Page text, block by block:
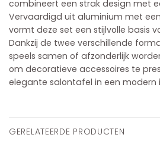
combineert een strak design met
Vervaardigd uit aluminium met
vormt deze set een stijlvolle basis
Dankzij de twee verschillende
speels samen of afzonderlijk
om decoratieve accessoires te
elegante salontafel in een modern
GERELATEERDE PRODUCTEN